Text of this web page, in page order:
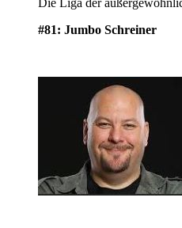
#81: Jumbo Schreiner